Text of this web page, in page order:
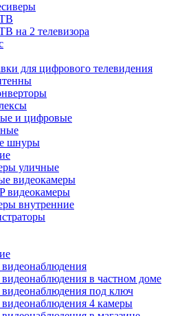
на 2 телевизора
для цифрового телевидения
и цифровые
шнуры
уличные
видеокамеры
видеокамеры
внутренние
видеонаблюдения
видеонаблюдения в частном доме
видеонаблюдения под ключ
видеонаблюдения 4 камеры